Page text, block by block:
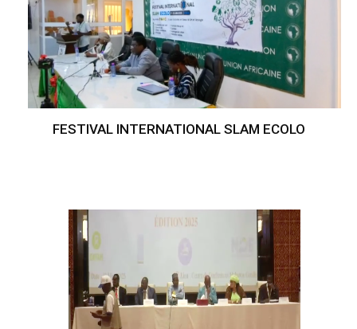
FESTIVAL INTERNATIONAL SLAM ECOLO